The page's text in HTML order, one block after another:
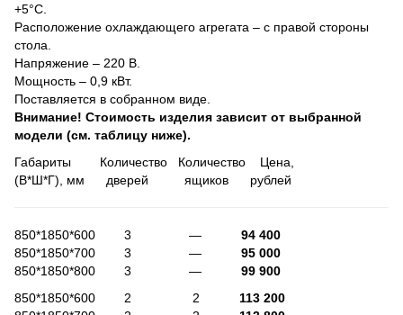
+5°С.
Расположение охлаждающего агрегата – с правой стороны
стола.
Напряжение – 220 В.
Мощность – 0,9 кВт.
Поставляется в собранном виде.
Внимание! Стоимость изделия зависит от выбранной
модели (см. таблицу ниже).
Габариты Количество Количество Цена,
(В*Ш*Г), мм дверей ящиков рублей
850*1850*600 3 — 94 400
850*1850*700 3 — 95 000
850*1850*800 3 — 99 900
850*1850*600 2 2 113 200